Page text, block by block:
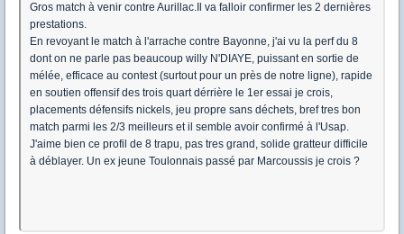
Gros match à venir contre Aurillac.Il va falloir confirmer les 2 dernières
prestations.
En revoyant le match à l'arrache contre Bayonne, j'ai vu la perf du 8
dont on ne parle pas beaucoup willy N'DIAYE, puissant en sortie de
mélée, efficace au contest (surtout pour un près de notre ligne), rapide
en soutien offensif des trois quart dérrière le 1er essai je crois,
placements défensifs nickels, jeu propre sans déchets, bref tres bon
match parmi les 2/3 meilleurs et il semble avoir confirmé à l'Usap.
J'aime bien ce profil de 8 trapu, pas tres grand, solide gratteur difficile
à déblayer. Un ex jeune Toulonnais passé par Marcoussis je crois ?